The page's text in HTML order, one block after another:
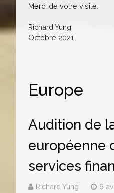
Merci de votre visite.
Richard Yung
Octobre 2021
Europe
Audition de
européenne
services
Richard Yung 6